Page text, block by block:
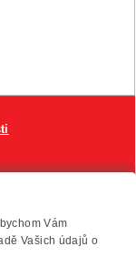
a Špína
Vám
Vašich údajů o